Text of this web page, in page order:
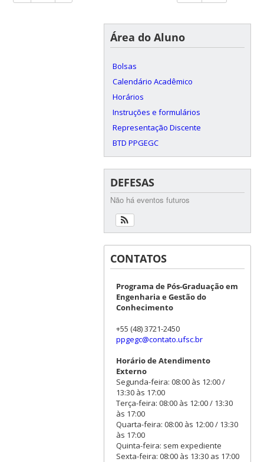
Área do Aluno
Bolsas
Calendário Acadêmico
Horários
Instruções e formulários
Representação Discente
BTD PPGEGC
DEFESAS
Não há eventos futuros
CONTATOS
Programa de Pós-Graduação em
Engenharia e Gestão do
Conhecimento
+55 (48) 3721-2450
ppgegc@contato.ufsc.br
Horário de Atendimento
Externo
Segunda-feira: 08:00 às 12:00 /
13:30 às 17:00
Terça-feira: 08:00 às 12:00 / 13:30
às 17:00
Quarta-feira: 08:00 às 12:00 / 13:30
às 17:00
Quinta-feira: sem expediente
Sexta-feira: 08:00 às 13:30 as 17:00